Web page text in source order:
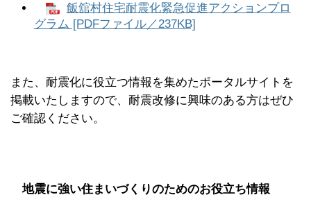
飯舘村住宅耐震化緊急促進アクションプロ
グラム [PDFファイル／237KB]
また、耐震化に役立つ情報を集めたポータルサイトを
掲載いたしますので、耐震改修に興味のある方はぜひ
ご確認ください。
地震に強い住まいづくりのためのお役立ち情報